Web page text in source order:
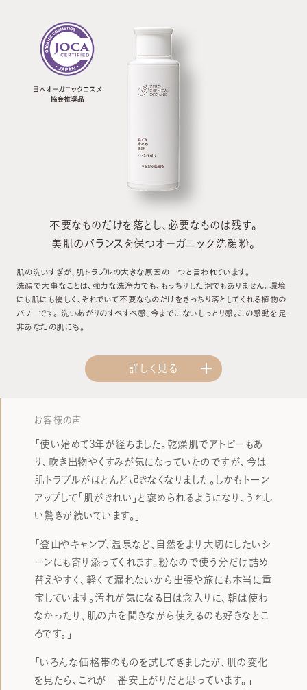
不要なものだけを落とし、必要なものは残す。
美肌のバランスを保つオーガニック洗顔粉。
肌の洗いすぎが、肌トラブルの大きな原因の一つと言われています。
洗顔で大事なことは、強力な洗浄力でも、もっちりした泡でもありません。環境
にも肌にも優しく、それでいて不要なものだけをきっちり落としてくれる植物の
パワーです。 洗いあがりのすべすべ感、今までにないしっとり感。この感動を是
非あなたの肌にも。
詳しく見る
お客様の声
「使い始めて3年が経ちました。乾燥肌でアトピーもあ
り、吹き出物やくすみが気になっていたのですが、今は
肌トラブルがほとんど起きなくなりました。しかもトーン
アップして「肌がきれい」と褒められるようになり、うれし
い驚きが続いています。」
「登山やキャンプ、温泉など、自然をより大切にしたいシ
ーンにも寄り添ってくれます。粉なので使う分だけ詰め
替えやすく、軽くて漏れないから出張や旅にも本当に重
宝しています。汚れが気になる日は念入りに、朝は使わ
なかったり、肌の声を聞きながら使えるのも好きなとこ
ろです。」
「いろんな価格帯のものを試してきましたが、肌の変化
を見たら、これが一番安上がりだと思っています。」